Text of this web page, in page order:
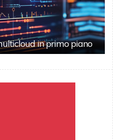
in primo piano